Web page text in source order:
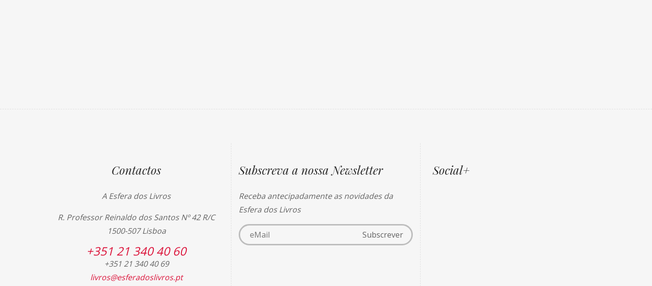
Contactos
A Esfera dos Livros
R. Professor Reinaldo dos Santos Nº 42 R/C
1500-507 Lisboa
+351 21 340 40 60
+351 21 340 40 69
livros@esferadoslivros.pt
Subscreva a nossa Newsletter
Receba antecipadamente as novidades da
Esfera dos Livros
Social+